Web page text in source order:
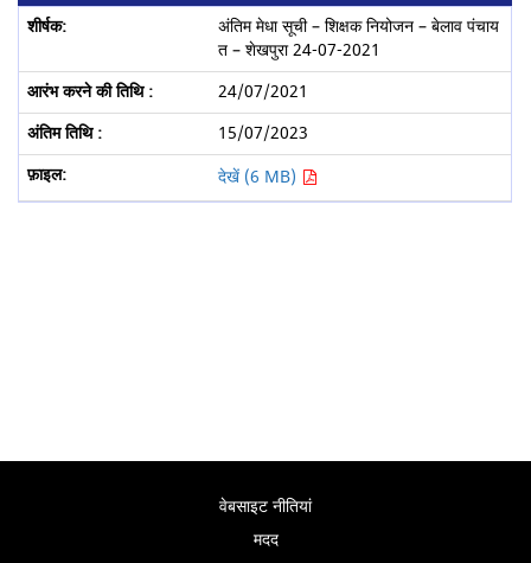
अंतिम मेधा सूची – शिक्षक नियोजन – बेलाव पंचाय
त – शेखपुरा 24-07-2021
24/07/2021
15/07/2023
देखें (6 MB)
वेबसाइट नीतियां
मदद